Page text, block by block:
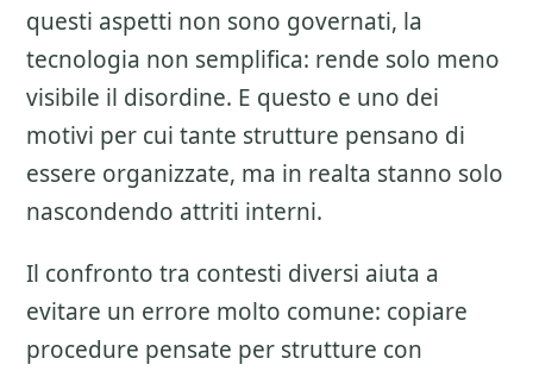
questi aspetti non sono governati, la
tecnologia non semplifica: rende solo meno
visibile il disordine. E questo e uno dei
motivi per cui tante strutture pensano di
essere organizzate, ma in realta stanno solo
nascondendo attriti interni.
Il confronto tra contesti diversi aiuta a
evitare un errore molto comune: copiare
procedure pensate per strutture con